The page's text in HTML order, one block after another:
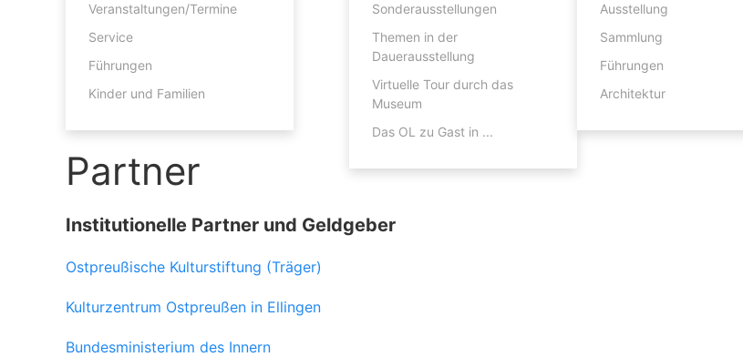
Veranstaltungen/Termine
Service
Führungen
Kinder und Familien
Sonderausstellungen
Themen in der
Dauerausstellung
Virtuelle Tour durch das
Museum
Das OL zu Gast in ...
Ausstellung
Sammlung
Führungen
Architektur
Kontakt
Partner
Unterstützen
Partner
Institutionelle Partner und Geldgeber
Ostpreußische Kulturstiftung (Träger)
Kulturzentrum Ostpreußen in Ellingen
Bundesministerium des Innern